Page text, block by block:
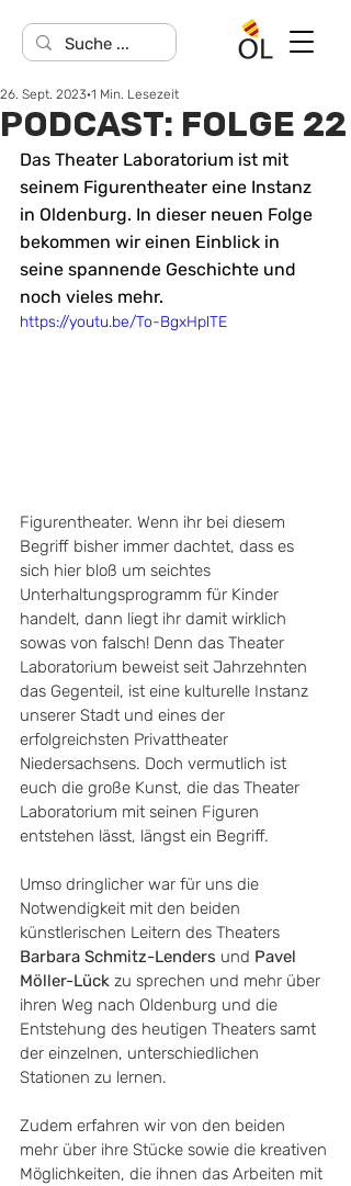
PODCAST: FOLGE 22
26. Sept. 2023 1 Min. Lesezeit
Das Theater Laboratorium ist mit
seinem Figurentheater eine Instanz
in Oldenburg. In dieser neuen Folge
bekommen wir einen Einblick in
seine spannende Geschichte und
noch vieles mehr.
https://youtu.be/To-BgxHplTE
Figurentheater. Wenn ihr bei diesem
Begriff bisher immer dachtet, dass es
sich hier bloß um seichtes
Unterhaltungsprogramm für Kinder
handelt, dann liegt ihr damit wirklich
sowas von falsch! Denn das Theater
Laboratorium beweist seit Jahrzehnten
das Gegenteil, ist eine kulturelle Instanz
unserer Stadt und eines der
erfolgreichsten Privattheater
Niedersachsens. Doch vermutlich ist
euch die große Kunst, die das Theater
Laboratorium mit seinen Figuren
entstehen lässt, längst ein Begriff.
Umso dringlicher war für uns die
Notwendigkeit mit den beiden
künstlerischen Leitern des Theaters
Barbara Schmitz-Lenders und Pavel
Möller-Lück zu sprechen und mehr über
ihren Weg nach Oldenburg und die
Entstehung des heutigen Theaters samt
der einzelnen, unterschiedlichen
Stationen zu lernen.
Zudem erfahren wir von den beiden
mehr über ihre Stücke sowie die kreativen
Möglichkeiten, die ihnen das Arbeiten mit